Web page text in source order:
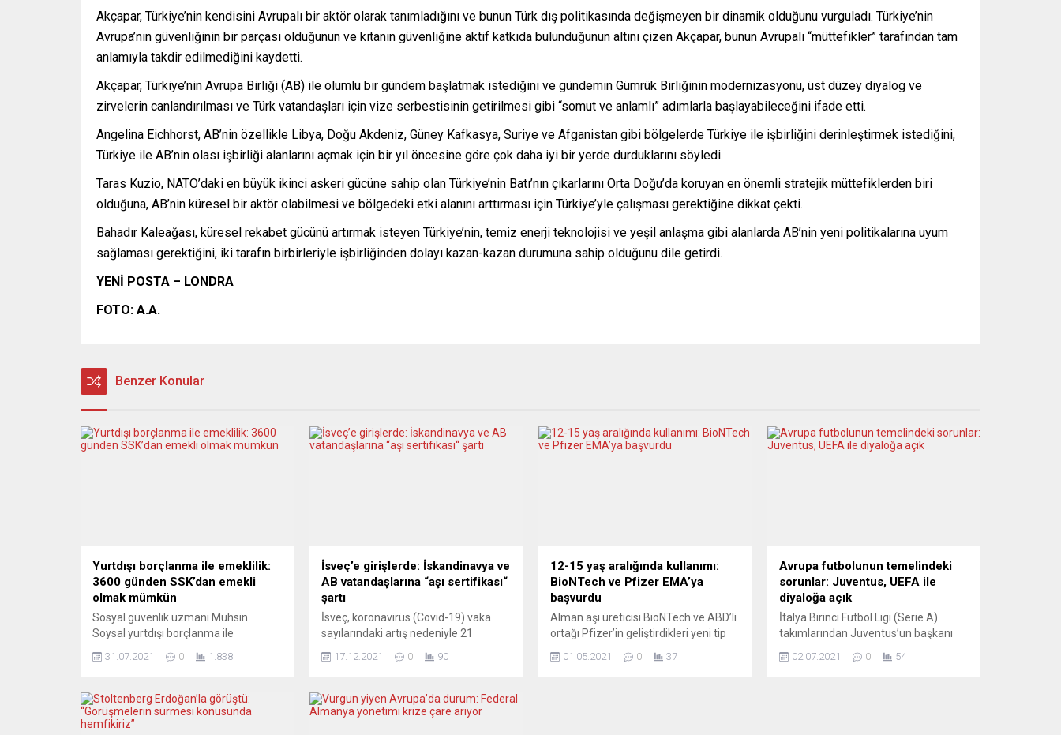
Akçapar, Türkiye’nin kendisini Avrupalı bir aktör olarak tanımladığını ve bunun Türk dış politikasında değişmeyen bir dinamik olduğunu vurguladı. Türkiye’nin
Avrupa’nın güvenliğinin bir parçası olduğunun ve kıtanın güvenliğine aktif katkıda bulunduğunun altını çizen Akçapar, bunun Avrupalı “müttefikler” tarafından tam
anlamıyla takdir edilmediğini kaydetti.
Akçapar, Türkiye’nin Avrupa Birliği (AB) ile olumlu bir gündem başlatmak istediğini ve gündemin Gümrük Birliğinin modernizasyonu, üst düzey diyalog ve
zirvelerin canlandırılması ve Türk vatandaşları için vize serbestisinin getirilmesi gibi “somut ve anlamlı” adımlarla başlayabileceğini ifade etti.
Angelina Eichhorst, AB’nin özellikle Libya, Doğu Akdeniz, Güney Kafkasya, Suriye ve Afganistan gibi bölgelerde Türkiye ile işbirliğini derinleştirmek istediğini,
Türkiye ile AB’nin olası işbirliği alanlarını açmak için bir yıl öncesine göre çok daha iyi bir yerde durduklarını söyledi.
Taras Kuzio, NATO’daki en büyük ikinci askeri gücüne sahip olan Türkiye’nin Batı’nın çıkarlarını Orta Doğu’da koruyan en önemli stratejik müttefiklerden biri
olduğuna, AB’nin küresel bir aktör olabilmesi ve bölgedeki etki alanını arttırması için Türkiye’yle çalışması gerektiğine dikkat çekti.
Bahadır Kaleağası, küresel rekabet gücünü artırmak isteyen Türkiye’nin, temiz enerji teknolojisi ve yeşil anlaşma gibi alanlarda AB’nin yeni politikalarına uyum
sağlaması gerektiğini, iki tarafın birbirleriyle işbirliğinden dolayı kazan-kazan durumuna sahip olduğunu dile getirdi.
YENİ POSTA – LONDRA
FOTO: A.A.
Benzer Konular
Yurtdışı borçlanma ile emeklilik:
3600 günden SSK’dan emekli
olmak mümkün
Sosyal güvenlik uzmanı Muhsin
Soysal yurtdışı borçlanma ile
yaparak, 3 bin 600 günden SSK’dan
bildirdi. Karahaliloğlu Emeklilik Merkezi
Danışma Saati’ni hazırlayıp sunan
Muhsin Soysal, 31 Temmuz 2021
31.07.2021 0 1.838
İsveç’e girişlerde: İskandinavya ve
AB vatandaşlarına “aşı sertifikası“
şartı
İsveç, koronavirüs (Covid-19) vaka
sayılarındaki artış nedeniyle 21
diğer İskandinavya ve Avrupa Birliği
Covid-19 aşı sertifikası isteneceği
bildirildi. İsveç Sosyal İşler Bakanı
17.12.2021 0 90
12-15 yaş aralığında kullanımı:
BioNTech ve Pfizer EMA’ya
başvurdu
Alman aşı üreticisi BioNTech ve ABD’li
ortağı Pfizer’in geliştirdikleri yeni tip
15 yaş grubu çocuklarda kullanım izni
01.05.2021 0 37
Avrupa futbolunun temelindeki
sorunlar: Juventus, UEFA ile
diyaloğa açık
İtalya Birinci Futbol Ligi (Serie A)
takımlarından Juventus’un başkanı
temelindeki sorunların üstesinden
02.07.2021 0 54